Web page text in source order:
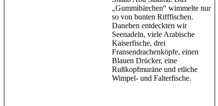
„Gummibärchen“ wimmelte nur
so von bunten Rifffischen.
Daneben entdeckten wir
Seenadeln, viele Arabische
Kaiserfische, drei
Fransendrachenköpfe, einen
Blauen Drücker, eine
Rußkopfmuräne und etliche
Wimpel- und Falterfische.